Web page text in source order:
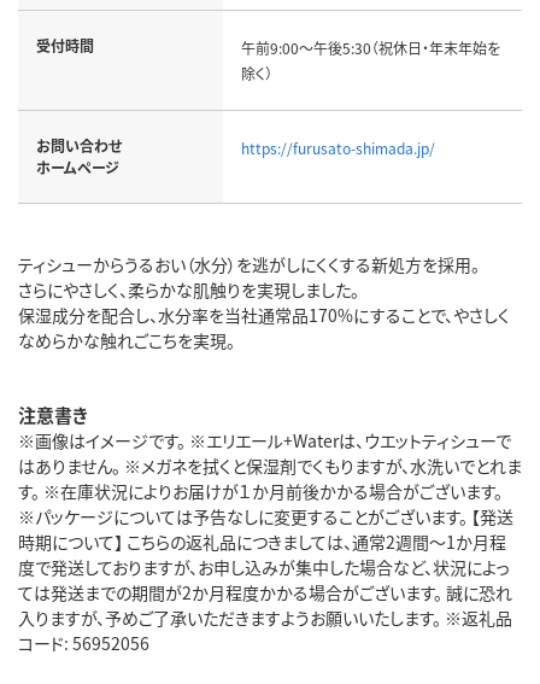
受付時間
午前9:00～午後5:30（祝休日・年末年始を
除く）
お問い合わせ
ホームページ
https://furusato-shimada.jp/
ティシューからうるおい（水分）を逃がしにくくする新処方を採用。
さらにやさしく、柔らかな肌触りを実現しました。
保湿成分を配合し、水分率を当社通常品170%にすることで、やさしく
なめらかな触れごこちを実現。
注意書き
※画像はイメージです。 ※エリエール+Waterは、ウエットティシューで
はありません。 ※メガネを拭くと保湿剤でくもりますが、水洗いでとれま
す。 ※在庫状況によりお届けが１か月前後かかる場合がございます。
※パッケージについては予告なしに変更することがございます。 【発送
時期について】 こちらの返礼品につきましては、通常2週間～1か月程
度で発送しておりますが、お申し込みが集中した場合など、状況によっ
ては発送までの期間が2か月程度かかる場合がございます。 誠に恐れ
入りますが、予めご了承いただきますようお願いいたします。 ※返礼品
コード: 56952056